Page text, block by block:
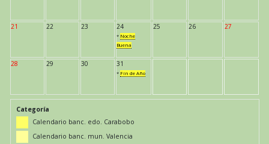
21 22 23 24
* Noche
Buena
25 26 27
28 29 30 31
* Fin de Año
Categoría
Calendario banc. edo. Carabobo
Calendario banc. mun. Valencia